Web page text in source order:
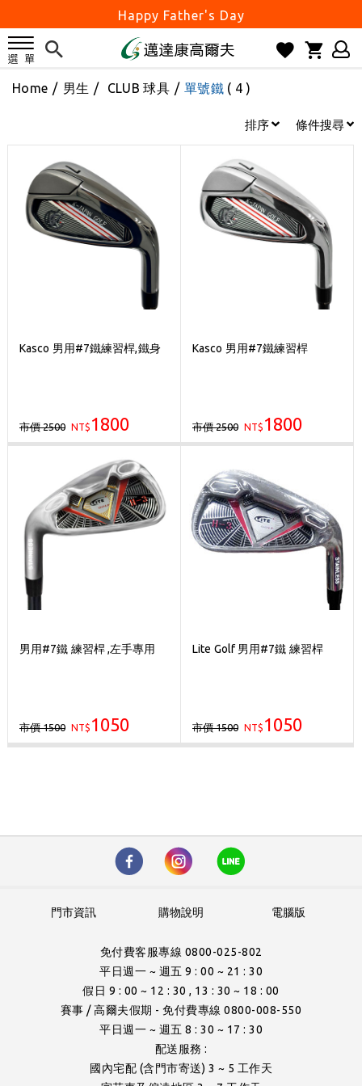
Happy Father's Day
父親節優惠實施中
7月份 門市免費試打日程 已公佈!
防詐騙! 勿信來路不明連結及優惠
歡迎體驗公益店Friends Screen模擬器
刷台新卡滿 $6000 分 3 期 0 利率
Golf Point 會員回饋積點
消費滿 $2000 享免運
Happy Father's Day
2026邁達康盃 開始受理報名
防詐騙! 勿信來路不明連結及優惠
Golf Point 會員回饋積點
Home / 男生 / CLUB 球具 / 單號鐵 ( 4 )
排序 條件搜尋
Kasco 男用#7鐵練習桿,鐵身
市價 2500 NT$ 1800
Kasco 男用#7鐵練習桿
市價 2500 NT$ 1800
男用#7鐵 練習桿 ,左手專用
市價 1500 NT$ 1050
Lite Golf 男用#7鐵 練習桿
市價 1500 NT$ 1050
電腦版
購物說明
門市資訊
免付費客服專線 0800-025-802
平日週一 ~ 週五 9 : 00 ~ 21 : 30
假日 9 : 00 ~ 12 : 30 , 13 : 30 ~ 18 : 00
賽事 / 高爾夫假期 - 免付費專線 0800-008-550
平日週一 ~ 週五 8 : 30 ~ 17 : 30
配送服務 :
國內宅配 (含門市寄送) 3 ~ 5 工作天